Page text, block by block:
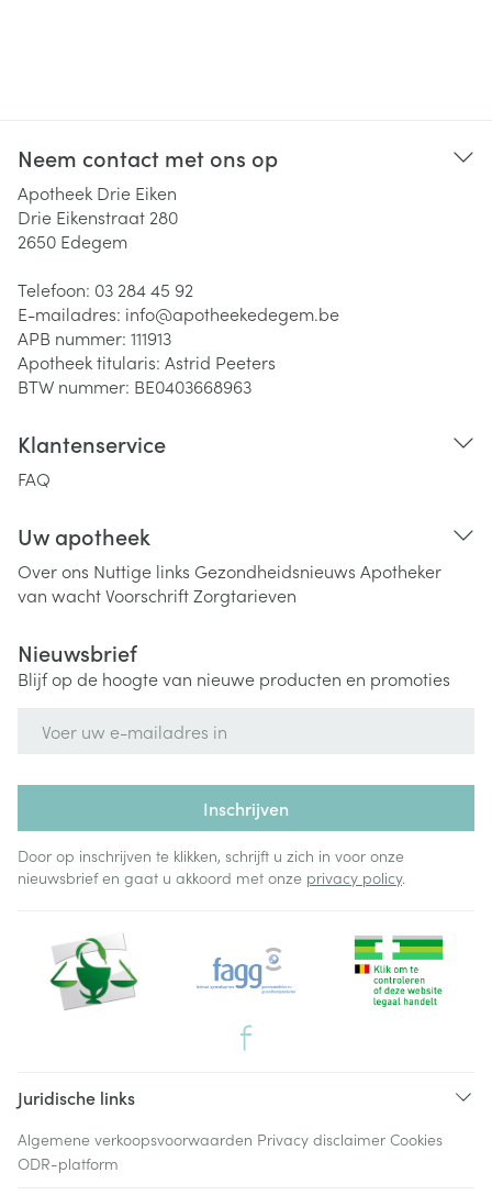
Neem contact met ons op
Apotheek Drie Eiken
Drie Eikenstraat 280
2650 Edegem
Telefoon: 03 284 45 92
E-mailadres: info@apotheekedegem.be
APB nummer: 111913
Apotheek titularis: Astrid Peeters
BTW nummer: BE0403668963
Klantenservice
FAQ
Uw apotheek
Over ons Nuttige links Gezondheidsnieuws Apotheker
van wachtVoorschriftZorgtarieven
Nieuwsbrief
Blijf op de hoogte van nieuwe producten en promoties
Inschrijven
Door op inschrijven te klikken, schrijft u zich in voor onze
nieuwsbrief en gaat u akkoord met onze privacy policy.
Juridische links
Algemene verkoopsvoorwaarden Privacy disclaimer Cookies
ODR-platform